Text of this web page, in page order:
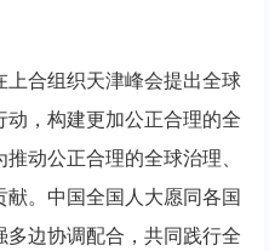
合组织天津峰会提出全球
，构建更加公正合理的全
动公正合理的全球治理、
。中国全国人大愿同各国
边协调配合，共同践行全